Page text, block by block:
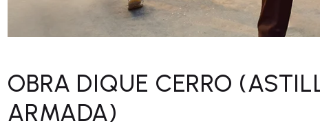
OBRA DIQUE CERRO
ARMADA)